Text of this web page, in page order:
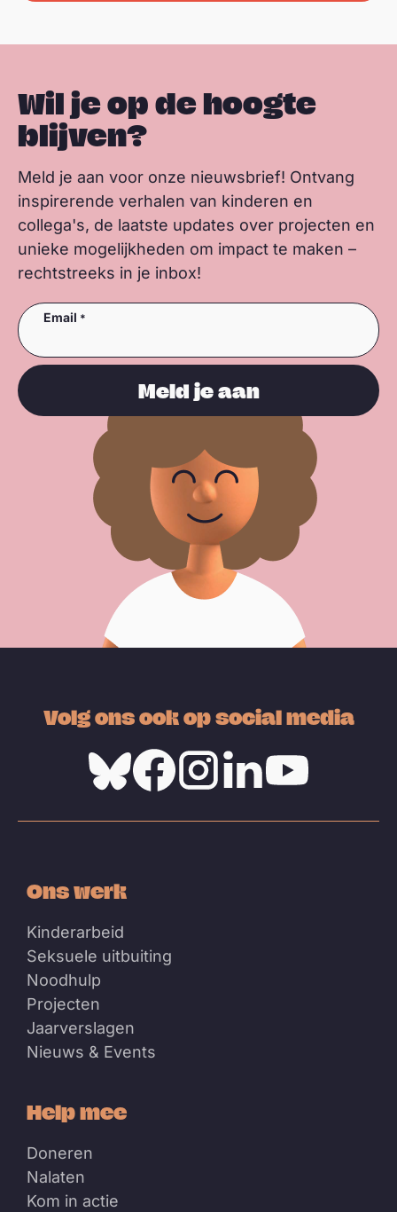
Wil je op de hoogte
blijven?
Meld je aan voor onze nieuwsbrief! Ontvang
inspirerende verhalen van kinderen en
collega's, de laatste updates over projecten en
unieke mogelijkheden om impact te maken –
rechtstreeks in je inbox!
Email
Meld je aan
Volg ons ook op social media
Ons werk
Kinderarbeid
Seksuele uitbuiting
Noodhulp
Projecten
Jaarverslagen
Nieuws & Events
Help mee
Doneren
Nalaten
Kom in actie